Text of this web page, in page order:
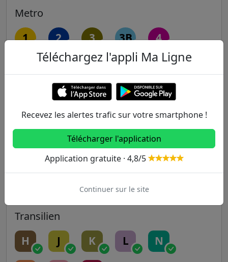
Metro
1 2 3 3B 4
7 7B
10 11 12 13
14
D
Transilien
H J K L N
Téléchargez l'appli Ma Ligne
Recevez les alertes trafic sur votre smartphone !
Télécharger l'application
Application gratuite · 4,8/5
Continuer sur le site